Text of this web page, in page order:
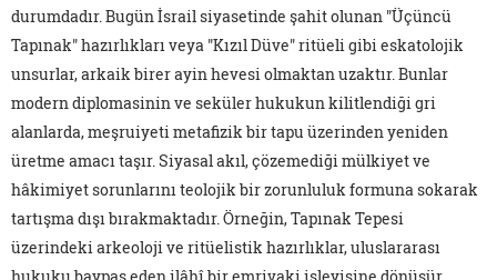
durumdadır. Bugün İsrail siyasetinde şahit olunan "Üçüncü
Tapınak" hazırlıkları veya "Kızıl Düve" ritüeli gibi eskatolojik
unsurlar, arkaik birer ayin hevesi olmaktan uzaktır. Bunlar
modern diplomasinin ve seküler hukukun kilitlendiği gri
alanlarda, meşruiyeti metafizik bir tapu üzerinden yeniden
üretme amacı taşır. Siyasal akıl, çözemediği mülkiyet ve
hâkimiyet sorunlarını teolojik bir zorunluluk formuna sokarak
tartışma dışı bırakmaktadır. Örneğin, Tapınak Tepesi
üzerindeki arkeoloji ve ritüelistik hazırlıklar, uluslararası